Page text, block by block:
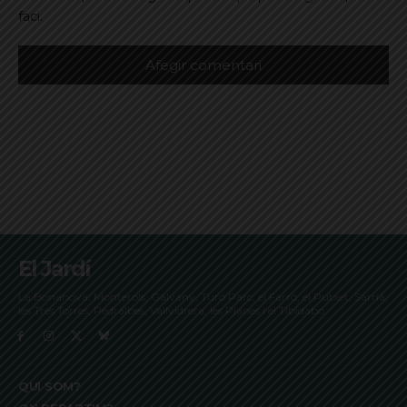
faci.
El Jardí
La Bonanova, Monterols, Galvany, Turó Parc, el Farró, el Putxet, Sarrià,
les Tres Torres, Pedralbes, Vallvidrera, les Planes i el Tibidabo
QUI SOM?